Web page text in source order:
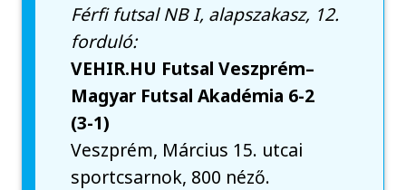
Férfi futsal NB I, alapszakasz, 12.
forduló:
VEHIR.HU Futsal Veszprém–
Magyar Futsal Akadémia 6-2
(3-1)
Veszprém, Március 15. utcai
sportcsarnok, 800 néző.